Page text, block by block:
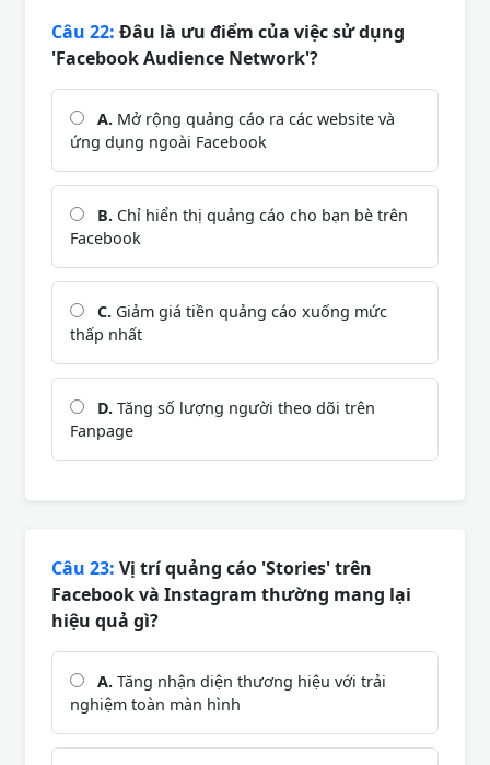
Câu 22: Đâu là ưu điểm của việc sử dụng
'Facebook Audience Network'?
A. Mở rộng quảng cáo ra các website và
ứng dụng ngoài Facebook
B. Chỉ hiển thị quảng cáo cho bạn bè trên
Facebook
C. Giảm giá tiền quảng cáo xuống mức
thấp nhất
D. Tăng số lượng người theo dõi trên
Fanpage
Câu 23: Vị trí quảng cáo 'Stories' trên
Facebook và Instagram thường mang lại
hiệu quả gì?
A. Tăng nhận diện thương hiệu với trải
nghiệm toàn màn hình